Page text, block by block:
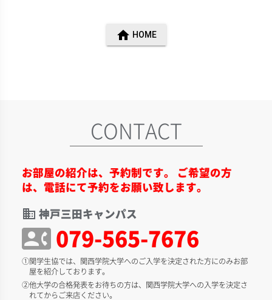
home HOME
CONTACT
お部屋の紹介は、予約制です。 ご希望の方
は、電話にて予約をお願い致します。
domain 神戸三田キャンパス
contact_phone079-565-7676
①関学生協では、関西学院大学へのご入学を決定された方にのみお部
屋を紹介しております。
②他大学の合格発表をお待ちの方は、関西学院大学への入学を決定さ
れてからご来店ください。